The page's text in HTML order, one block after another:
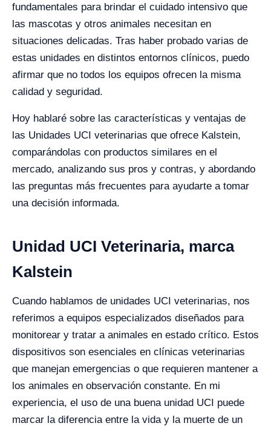
fundamentales para brindar el cuidado intensivo que
las mascotas y otros animales necesitan en
situaciones delicadas. Tras haber probado varias de
estas unidades en distintos entornos clínicos, puedo
afirmar que no todos los equipos ofrecen la misma
calidad y seguridad.
Hoy hablaré sobre las características y ventajas de
las Unidades UCI veterinarias que ofrece Kalstein,
comparándolas con productos similares en el
mercado, analizando sus pros y contras, y abordando
las preguntas más frecuentes para ayudarte a tomar
una decisión informada.
Unidad UCI Veterinaria, marca
Kalstein
Cuando hablamos de unidades UCI veterinarias, nos
referimos a equipos especializados diseñados para
monitorear y tratar a animales en estado crítico. Estos
dispositivos son esenciales en clínicas veterinarias
que manejan emergencias o que requieren mantener a
los animales en observación constante. En mi
experiencia, el uso de una buena unidad UCI puede
marcar la diferencia entre la vida y la muerte de un